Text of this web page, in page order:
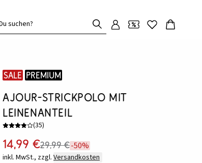
suchen?
SALE Premium
Ajour-Strickpolo mit
Leinenanteil
(35)
14,99 €29,99 €-50%
inkl. MwSt., zzgl. Versandkosten